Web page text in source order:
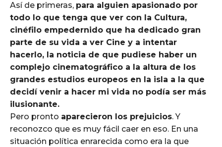
Así de primeras, para alguien apasionado por
todo lo que tenga que ver con la Cultura,
cinéfilo empedernido que ha dedicado gran
parte de su vida a ver Cine y a intentar
hacerlo, la noticia de que pudiese haber un
complejo cinematográfico a la altura de los
grandes estudios europeos en la isla a la que
decidí venir a hacer mi vida no podía ser más
ilusionante.
Pero pronto aparecieron los prejuicios. Y
reconozco que es muy fácil caer en eso. En una
situación política enrarecida como era la que